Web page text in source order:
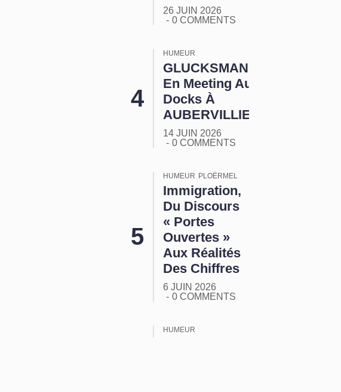
26 JUIN 2026
0 COMMENTS
HUMEUR
GLUCKSMANN
En Meeting Aux
Docks À
AUBERVILLIERS
14 JUIN 2026
0 COMMENTS
HUMEUR PLOËRMEL
Immigration,
Du Discours
« Portes
Ouvertes »
Aux Réalités
Des Chiffres
6 JUIN 2026
0 COMMENTS
HUMEUR